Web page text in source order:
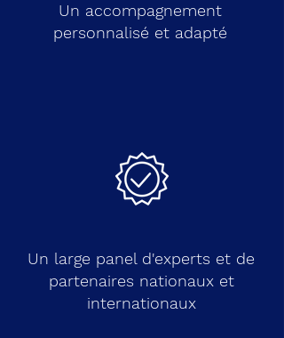
Un accompagnement
personnalisé et adapté
Un large panel d'experts et de
partenaires nationaux et
internationaux